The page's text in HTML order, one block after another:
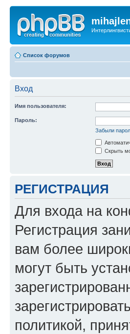
Список форумов
Вход
Имя пользователя:
Пароль:
Забыли
Скрыть
РЕГИСТРАЦИЯ
Для входа на
Регистрация
вам более
могут быть
политикой,